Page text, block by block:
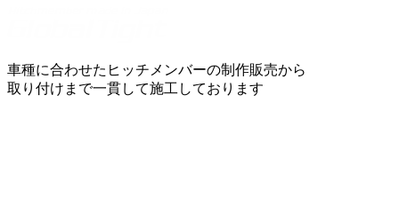
車種に合わせたヒッチメンバーの制作販売から
取り付けまで一貫して施工しております